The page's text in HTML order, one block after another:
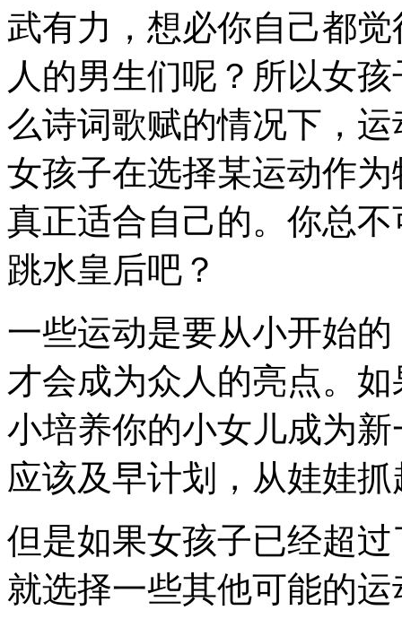
武有力，想必你自己都
人的男生们呢？所以女
么诗词歌赋的情况下，
女孩子在选择某运动作
真正适合自己的。你总
跳水皇后吧？
一些运动是要从小开始
才会成为众人的亮点。
小培养你的小女儿成为
应该及早计划，从娃娃抓
但是如果女孩子已经超
就选择一些其他可能的运